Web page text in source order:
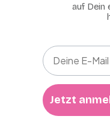
auf Dein
Jetzt